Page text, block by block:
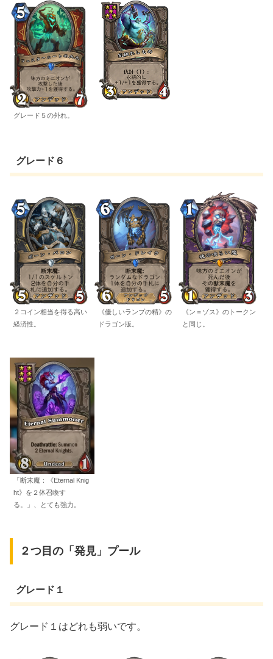
グレード５の外れ。
グレード６
２コイン相当を得る高い
経済性。
《優しいランプの精》の
ドラゴン版。
《ン＝ゾス》のトークン
と同じ。
「断末魔：《Eternal Knig
ht》を２体召喚す
る。」、とても強力。
２つ目の「発見」プール
グレード１
グレード１はどれも弱いです。